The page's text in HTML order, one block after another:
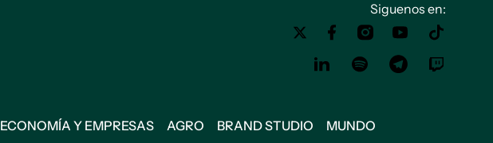
Siguenos en:
ECONOMÍA Y EMPRESAS AGRO BRAND STUDIO MUNDO